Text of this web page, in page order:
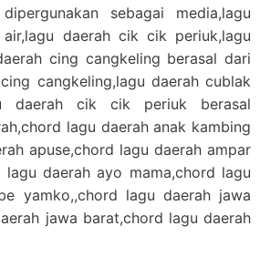
sebagai media,lagu
daerah cik cik periuk,lagu
cing cangkeling berasal dari
cangkeling,lagu daerah cublak
daerah cik cik periuk berasal
lagu daerah anak kambing
apuse,chord lagu daerah ampar
lagu daerah ayo mama,chord lagu
yamko,,chord lagu daerah jawa
jawa barat,chord lagu daerah